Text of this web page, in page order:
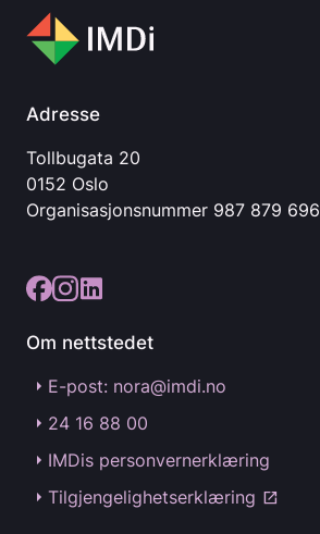
Adresse
Tollbugata 20
0152 Oslo
Organisasjonsnummer 987 879 696
Om nettstedet
E-post: nora@imdi.no
24 16 88 00
IMDis personvernerklæring
Tilgjengelighetserklæring open_in_new